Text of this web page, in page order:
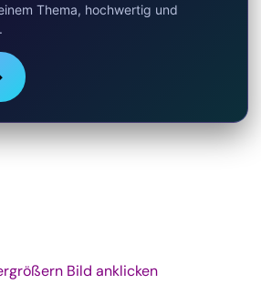
Thema, hochwertig und
Bild anklicken